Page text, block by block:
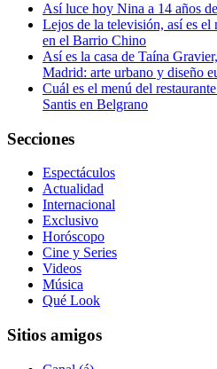
Así luce hoy Nina a 14 años
Lejos de la televisión, así es
en el Barrio Chino
Así es la casa de Taína
Madrid: arte urbano y diseño
Cuál es el menú del
Santis en Belgrano
Secciones
Espectáculos
Actualidad
Internacional
Exclusivo
Horóscopo
Cine y Series
Videos
Música
Qué Look
Sitios amigos